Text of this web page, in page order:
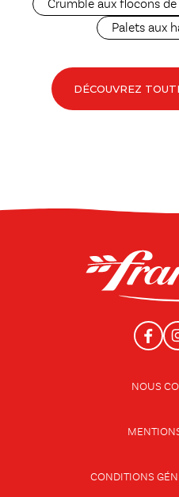
Crumble aux flocons
Palets aux
DÉCOUVREZ
NOUS
CONDITIONS